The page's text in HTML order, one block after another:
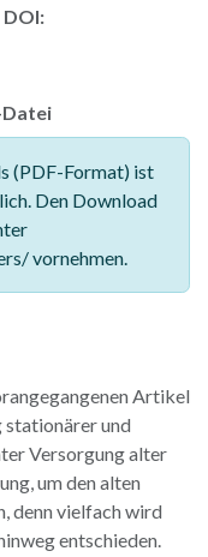
DOI:
Datei
(PDF-Format) ist
Den Download
vornehmen.
Artikel
stationärer und
Versorgung alter
um den alten
denn vielfach wird
entschieden.